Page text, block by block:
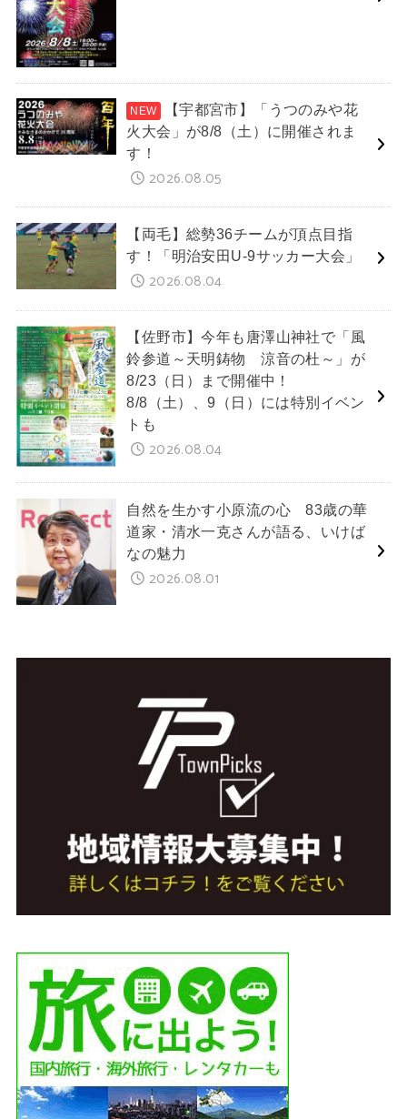
【宇都宮市】「うつのみや花
火大会」が8/8（土）に開催されま
す！
2026.08.05
【両毛】総勢36チームが頂点目指
す！「明治安田U-9サッカー大会」
2026.08.04
【佐野市】今年も唐澤山神社で「風
鈴参道～天明鋳物 涼音の杜～」が
8/23（日）まで開催中！
8/8（土）、9（日）には特別イベン
トも
2026.08.04
自然を生かす小原流の心 83歳の華
道家・清水一克さんが語る、いけば
なの魅力
2026.08.01